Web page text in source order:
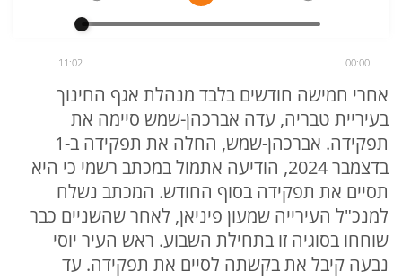
00:00
11:02
אחרי חמישה חודשים בלבד מנהלת אגף החינוך
בעיריית טבריה, עדה אברכהן-שמש סיימה את
תפקידה. אברכהן-שמש, החלה את תפקידה ב-1
בדצמבר 2024, הודיעה אתמול במכתב רשמי כי היא
תסיים את תפקידה בסוף החודש. המכתב נשלח
למנכ"ל העירייה שמעון פיניאן, לאחר שהשניים כבר
שוחחו בסוגיה זו בתחילת השבוע. ראש העיר יוסי
נבעה קיבל את בקשתה לסיים את תפקידה. עד